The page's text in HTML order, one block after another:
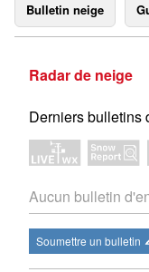
Bulletin neige
Radar de neige
Derniers bulletins
Aucun bulletin
Soumettre un bulletin